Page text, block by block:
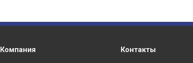
Компания Контакты